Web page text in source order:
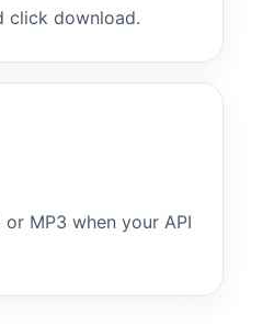
click download.
or MP3 when your API